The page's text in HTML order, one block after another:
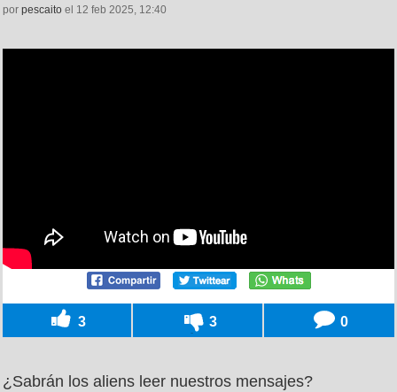
por pescaito el 12 feb 2025, 12:40
3 3 0
¿Sabrán los aliens leer nuestros mensajes?